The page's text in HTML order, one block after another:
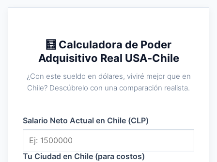
🧮 Calculadora de Poder
Adquisitivo Real USA-Chile
¿Con este sueldo en dólares, viviré mejor que en
Chile? Descúbrelo con una comparación realista.
Salario Neto Actual en Chile (CLP)
Tu Ciudad en Chile (para costos)